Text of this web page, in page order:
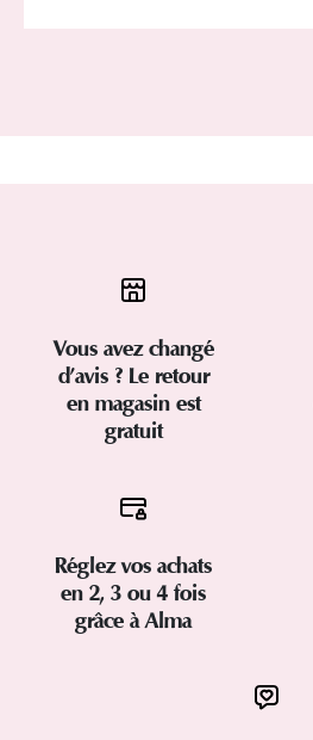
Vous avez changé
d’avis ? Le retour
en magasin est
gratuit
Réglez vos achats
en 2, 3 ou 4 fois
grâce à Alma